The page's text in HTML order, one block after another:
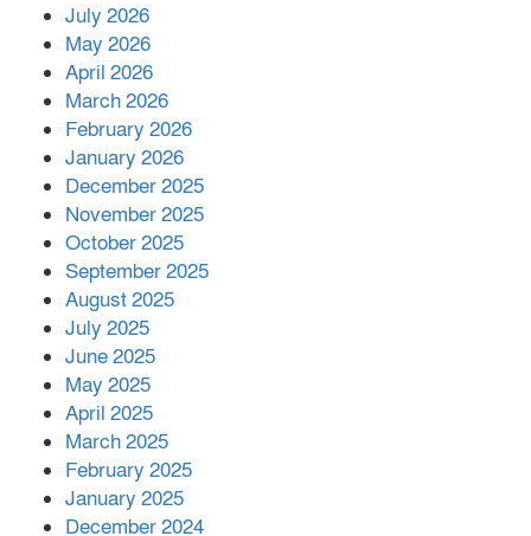
পর ফোন তারেক রহমানের,গ্যাস সঙ্কট
July 2026
May 2026
April 2026
March 2026
February 2026
January 2026
December 2025
November 2025
October 2025
September 2025
August 2025
July 2025
June 2025
May 2025
April 2025
March 2025
February 2025
January 2025
December 2024